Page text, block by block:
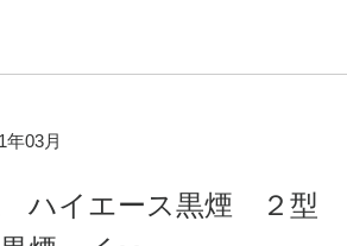
03月
ハイエース黒煙 ２型